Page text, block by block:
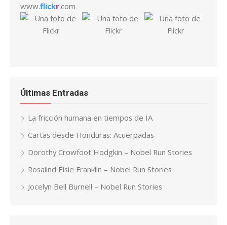
www.flickr.com
Últimas Entradas
La fricción humana en tiempos de IA
Cartas desde Honduras: Acuerpadas
Dorothy Crowfoot Hodgkin – Nobel Run Stories
Rosalind Elsie Franklin – Nobel Run Stories
Jocelyn Bell Burnell – Nobel Run Stories